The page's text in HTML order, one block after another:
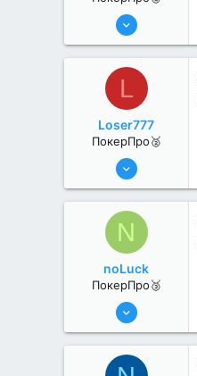
13 Июн 2022
0
L
Loser777
ПокерПро🥈
13 Июн 2022
0
N
noLuck
ПокерПро🥉
17 Авг 2022
0